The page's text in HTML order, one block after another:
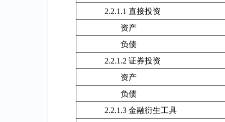
2.2.1.1 直接投资
资产
负债
2.2.1.2 证券投资
资产
负债
2.2.1.3 金融衍生工具